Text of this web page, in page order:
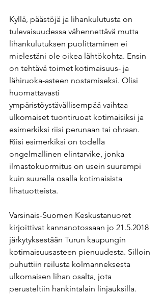
Kyllä, päästöjä ja lihankulutusta on
tulevaisuudessa vähennettävä mutta
lihankulutuksen puolittaminen ei
mielestäni ole oikea lähtökohta. Ensin
on tehtävä toimet kotimaisuus- ja
lähiruoka-asteen nostamiseksi. Olisi
huomattavasti
ympäristöystävällisempää vaihtaa
ulkomaiset tuontiruoat kotimaisiksi ja
esimerkiksi riisi perunaan tai ohraan.
Riisi esimerkiksi on todella
ongelmallinen elintarvike, jonka
ilmastokuormitus on usein suurempi
kuin suurella osalla kotimaisista
lihatuotteista.
Varsinais-Suomen Keskustanuoret
kirjoittivat kannanotossaan jo 21.5.2018
järkytyksestään Turun kaupungin
kotimaisuusasteen pienuudesta. Silloin
puhuttiin reilusta kolmanneksesta
ulkomaisen lihan osalta, jota
perusteltiin hankintalain linjauksilla.